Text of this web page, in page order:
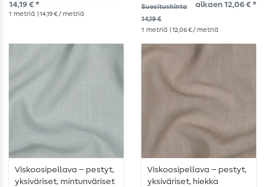
14,19 € *
1 metriä | 14,19 € / metriä
Suositushinta
14,19 €
alkaen 12,06 € *
1 metriä | 12,06 € / metriä
Viskoosipellava – pestyt,
yksiväriset, mintunväriset
Viskoosipellava – pestyt,
yksiväriset, hiekka